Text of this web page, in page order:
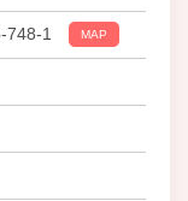
748-1 MAP